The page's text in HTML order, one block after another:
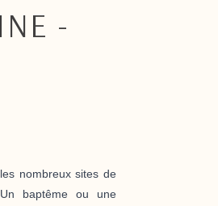
-
nombreux sites de
baptême ou une